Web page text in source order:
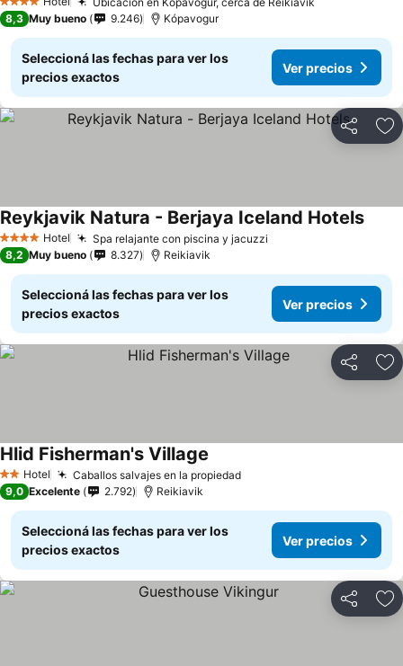
4 Estrellas
8,3 Muy bueno 9.246 Kópavogur
Seleccioná las fechas para ver los
precios exactos
Ver precios
Compartir
4 EstrellasHotel Spa relajante con piscina y jacuzzi
Reykjavik Natura - Berjaya Iceland Hotels
8,2 Muy bueno 8.327 Reikiavik
Seleccioná las fechas para ver los
precios exactos
Ver precios
Compartir
2 Estrellas
Hotel Caballos salvajes en la propiedad
Hlid Fisherman's Village
9,0 Excelente 2.792 Reikiavik
Seleccioná las fechas para ver los
precios exactos
Ver precios
Compartir